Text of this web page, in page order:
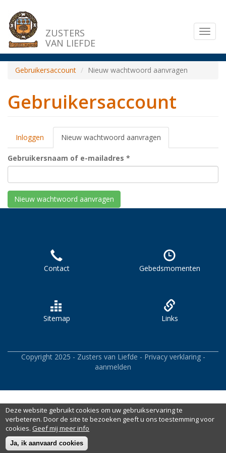
Overslaan
naar
inhoud
gaan
ZUSTERS
VAN LIEFDE
Gebruikersaccount Nieuw wachtwoord aanvragen
Gebruikersaccount
Primaire
tabs
Inloggen Nieuw wachtwoord aanvragen
tabblad)
Gebruikersnaam of e-mailadres *
Nieuw wachtwoord aanvragen
Contact Gebedsmomenten
Sitemap Links
Copyright 2025 - Zusters van Liefde - Privacy verklaring-
aanmelden
Deze website gebruikt cookies om uw gebruikservaring te
verbeteren. Door de site te bezoeken geeft u ons toestemming voor
cookies. Geef mij meer info
Ja, ik aanvaard cookies